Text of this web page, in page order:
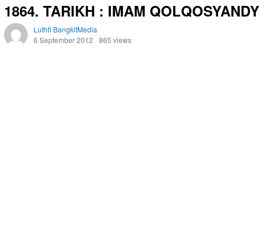
1864. TARIKH : IMAM QOLQOSYANDY
Luthfi BangkitMedia
6 September 2012
865 views